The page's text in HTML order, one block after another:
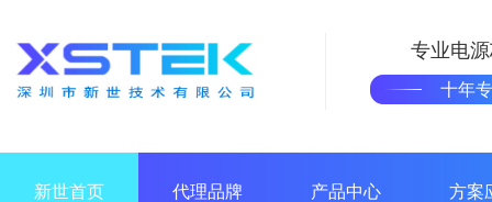
专业电
十年
新世首页 代理品牌 产品中心 方案